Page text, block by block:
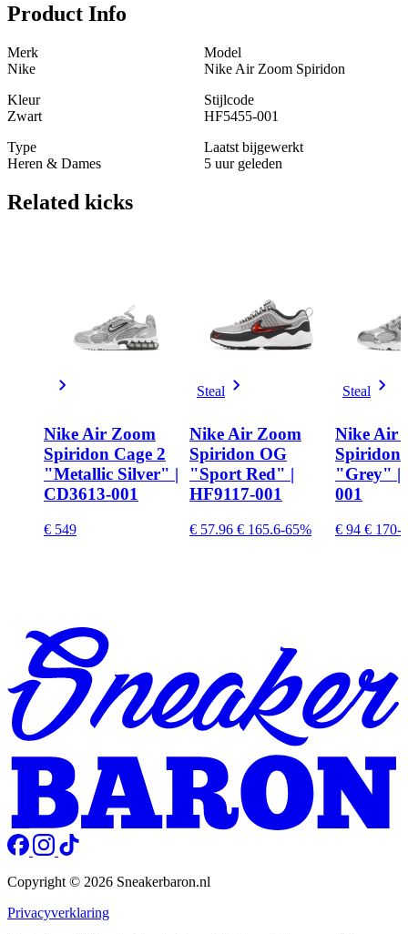
Product Info
Merk
Nike
Model
Nike Air Zoom Spiridon
Kleur
Zwart
Stijlcode
HF5455-001
Type
Heren & Dames
Laatst bijgewerkt
5 uur geleden
Related kicks
Nike Air Zoom
Spiridon Cage 2
"Metallic Silver" |
CD3613-001
€ 549
Steal
Nike Air Zoom
Spiridon OG
"Sport Red" |
HF9117-001
€ 57.96 € 165.6-65%
Steal
Nike Air
Spiridon
"Grey" |
001
€ 94 € 170-
Copyright © 2026 Sneakerbaron.nl
Privacyverklaring